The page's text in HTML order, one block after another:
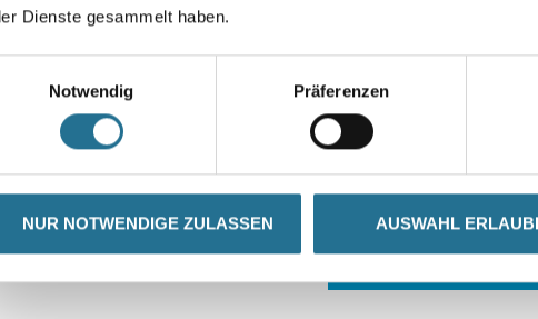
Dienste gesammelt haben.
Notwendig
Präferenzen
NUR NOTWENDIGE ZULASSEN AUSWAHL
Keine Sorge, wir pinseln schon an der Lösung und werden
Erkunden Sie in der Zwischenzeit unseren Online-